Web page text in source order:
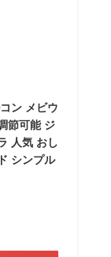
ン メビウ
節可能 ジ
人気 おし
シンプル